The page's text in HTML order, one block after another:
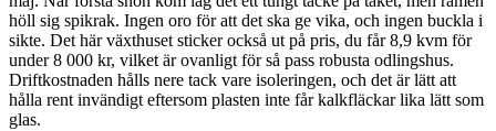
höll sig spikrak. Ingen oro för att det ska ge vika, och ingen buckla i
sikte. Det här växthuset sticker också ut på pris, du får 8,9 kvm för
under 8 000 kr, vilket är ovanligt för så pass robusta odlingshus.
Driftkostnaden hålls nere tack vare isoleringen, och det är lätt att
hålla rent invändigt eftersom plasten inte får kalkfläckar lika lätt som
glas.